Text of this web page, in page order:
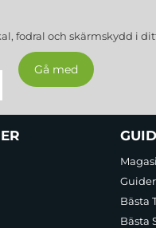
fodral och skärmskydd i
Bästa
Bästa